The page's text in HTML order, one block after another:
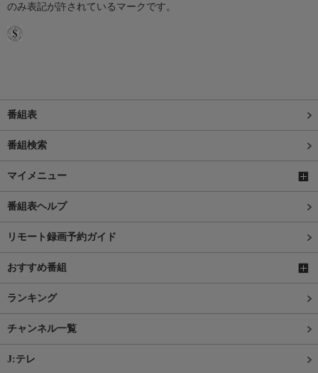
のみ表記が許されているマークです。
番組表
番組検索
マイメニュー
番組表ヘルプ
リモート録画予約ガイド
おすすめ番組
ランキング
チャンネル一覧
J:テレ